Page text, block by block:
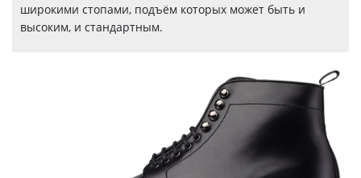
широкими стопами, подъём которых может быть и
высоким, и стандартным.